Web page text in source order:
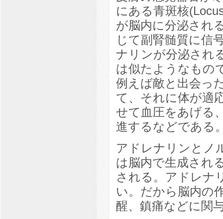
にある青斑核
が脳内に分泌され
じて副腎髄質に信
ナリンが分泌され
は似たようなもの
例えば敵と出会っ
て、それに体が適
せて血圧をあげる
進するなどである
アドレナリンとノ
は脳内で生成され
される。アドレナ
い。だから脳内の
醒、鎮痛などに関